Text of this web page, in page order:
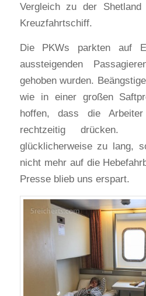
Vergleich zu der
Kreuzfahrtschiff.
Die PKWs parkten auf
aussteigenden
gehoben wurden.
wie in einer großen
hoffen, dass die
rechtzeitig
glücklicherweise zu lang,
nicht mehr auf die
Presse blieb uns erspart.